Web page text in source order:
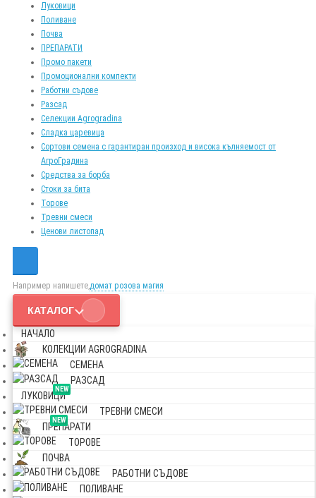
Луковици
Поливане
Почва
ПРЕПАРАТИ
Промо пакети
Промоционални компекти
Работни съдове
Разсад
Селекции Agrogradina
Сладка царевица
Сортови семена с гарантиран произход и висока кълняемост от
АгроГрадина
Средства за борба
Стоки за бита
Торове
Тревни смеси
Ценови листопад
Например напишете,домат розова магия
КАТАЛОГ
НАЧАЛО
КОЛЕКЦИИ AGROGRADINA
СЕМЕНА
РАЗСАД
NEW
ЛУКОВИЦИ
ТРЕВНИ СМЕСИ
NEW
ПРЕПАРАТИ
ТОРОВЕ
ПОЧВА
РАБОТНИ СЪДОВЕ
ПОЛИВАНЕ